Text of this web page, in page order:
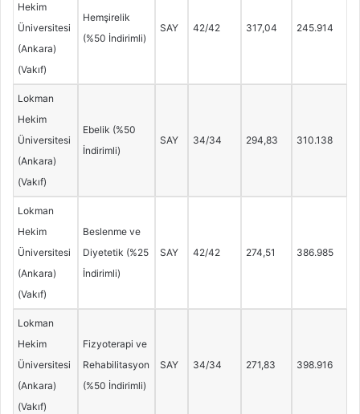
Hekim
Üniversitesi
(Ankara)
(Vakıf)
Hemşirelik
(%50 İndirimli)
SAY 42/42 317,04 245.914
Lokman
Hekim
Üniversitesi
(Ankara)
(Vakıf)
Ebelik (%50
İndirimli)
SAY 34/34 294,83 310.138
Lokman
Hekim
Üniversitesi
(Ankara)
(Vakıf)
Beslenme ve
Diyetetik (%25
İndirimli)
SAY 42/42 274,51 386.985
Lokman
Hekim
Üniversitesi
(Ankara)
(Vakıf)
Fizyoterapi ve
Rehabilitasyon
(%50 İndirimli)
SAY 34/34 271,83 398.916